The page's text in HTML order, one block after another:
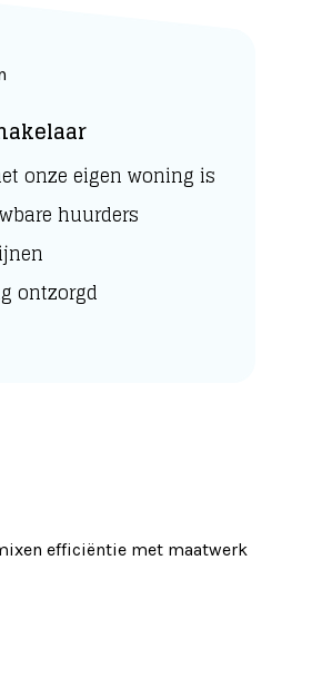
onze eigen woning is
huurders
ontzorgd
efficiëntie met maatwerk